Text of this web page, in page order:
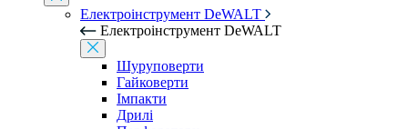
Електроінструмент DeWALT
Електроінструмент DeWALT
Шуруповерти
Гайковерти
Імпакти
Дрилі